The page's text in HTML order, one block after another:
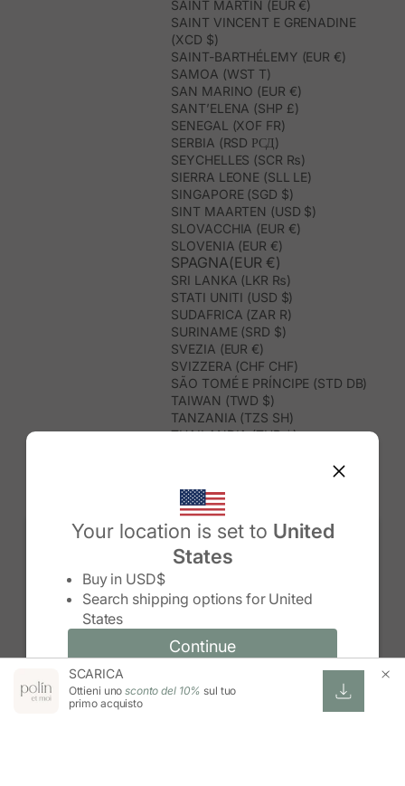
Your location is set to United
States
Buy in USD$
Search shipping options for United
States
Continue
Change country/region and language
Change country/region
Continue
SAINT MARTIN (EUR €)
SAINT VINCENT E GRENADINE
(XCD $)
SAINT-BARTHÉLEMY (EUR €)
SAMOA (WST T)
SAN MARINO (EUR €)
SANT’ELENA (SHP £)
SENEGAL (XOF FR)
SERBIA (RSD РСД)
SEYCHELLES (SCR ₨)
SIERRA LEONE (SLL LE)
SINGAPORE (SGD $)
SINT MAARTEN (USD $)
SLOVACCHIA (EUR €)
SLOVENIA (EUR €)
SPAGNA(EUR €)
SRI LANKA (LKR ₨)
STATI UNITI (USD $)
SUDAFRICA (ZAR R)
SURINAME (SRD $)
SVEZIA (EUR €)
SVIZZERA (CHF CHF)
SÃO TOMÉ E PRÍNCIPE (STD DB)
TAIWAN (TWD $)
TANZANIA (TZS SH)
THAILANDIA (THB ฿)
TONGA (TOP T$)
TRINIDAD E TOBAGO (TTD $)
TUNISIA (USD $)
TURCHIA (TRY ₺)
TURKMENISTAN (USD $)
UNGHERIA (EUR €)
UZBEKISTAN (UZS SO'M)
VANUATU (VUV VT)
VIETNAM (VND ₫)
WALLIS E FUTUNA (XPF FR)
SCARICA
Ottieni unosconto del 10% sul tuo
primo acquisto